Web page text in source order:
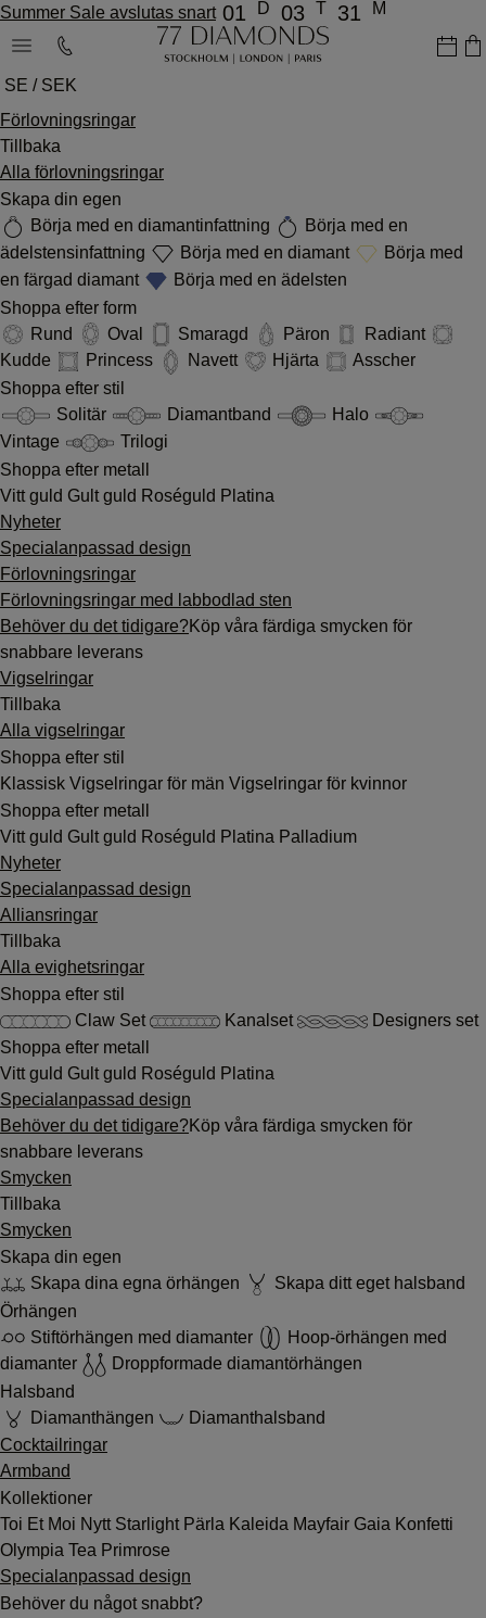
Summer Sale avslutas snart 01 D 03 T 31 M
SE / SEK
Förlovningsringar
Tillbaka
Alla förlovningsringar
Skapa din egen
Börja med en diamantinfattning
Börja med en
ädelstensinfattning
Börja med en diamant
Börja med
en färgad diamant
Börja med en ädelsten
Shoppa efter form
Rund
Oval Smaragd Päron
Radiant
Kudde
Princess Navett Hjärta
Asscher
Shoppa efter stil
Solitär
Diamantband
Halo
Vintage
Trilogi
Shoppa efter metall
Vitt guld Gult guld Roséguld Platina
Nyheter
Specialanpassad design
Förlovningsringar
Förlovningsringar med labbodlad sten
Behöver du det tidigare?Köp våra färdiga smycken för
snabbare leverans
Vigselringar
Tillbaka
Alla vigselringar
Shoppa efter stil
Klassisk Vigselringar för män Vigselringar för kvinnor
Shoppa efter metall
Vitt guld Gult guld Roséguld Platina Palladium
Nyheter
Specialanpassad design
Alliansringar
Tillbaka
Alla evighetsringar
Shoppa efter stil
Claw Set
Kanalset
Designers set
Shoppa efter metall
Vitt guld Gult guld Roséguld Platina
Specialanpassad design
Behöver du det tidigare?Köp våra färdiga smycken för
snabbare leverans
Smycken
Tillbaka
Smycken
Skapa din egen
Skapa dina egna örhängen
Skapa ditt eget halsband
Örhängen
Stiftörhängen med diamanter
Hoop-örhängen med
diamanter
Droppformade diamantörhängen
Halsband
Diamanthängen
Diamanthalsband
Cocktailringar
Armband
Kollektioner
Toi Et Moi NyttStarlight Pärla Kaleida Mayfair Gaia Konfetti
Olympia Tea Primrose
Specialanpassad design
Behöver du något snabbt?